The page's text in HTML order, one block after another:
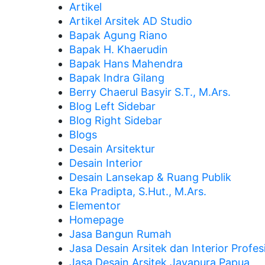
Artikel
Artikel Arsitek AD Studio
Bapak Agung Riano
Bapak H. Khaerudin
Bapak Hans Mahendra
Bapak Indra Gilang
Berry Chaerul Basyir S.T., M.Ars.
Blog Left Sidebar
Blog Right Sidebar
Blogs
Desain Arsitektur
Desain Interior
Desain Lansekap & Ruang Publik
Eka Pradipta, S.Hut., M.Ars.
Elementor
Homepage
Jasa Bangun Rumah
Jasa Desain Arsitek dan Interior
Jasa Desain Arsitek Jayapura Papua